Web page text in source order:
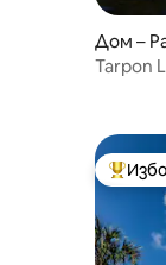
Дом –
Tarpon
Най-